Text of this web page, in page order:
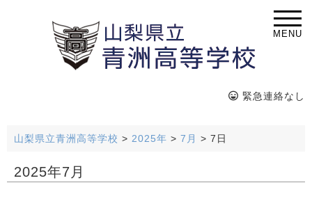
MENU
緊急連絡なし
山梨県立青洲高等学校 > 2025年 > 7月 > 7日
2025年7月